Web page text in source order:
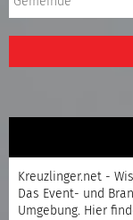
Kreuzlinger.net -
Das Event- und
Umgebung. Hier